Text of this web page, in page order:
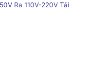
Ra 110V-220V Tải